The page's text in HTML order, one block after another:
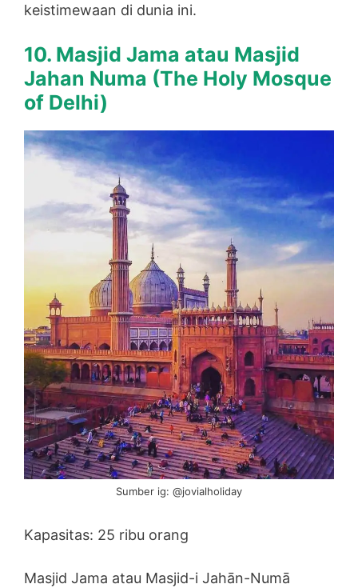
keistimewaan di dunia ini.
10. Masjid Jama atau Masjid
Jahan Numa (The Holy Mosque
of Delhi)
Sumber ig: @jovialholiday
Kapasitas: 25 ribu orang
Masjid Jama atau Masjid-i Jahān-Numā